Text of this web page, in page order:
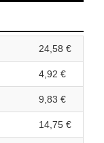
24,58 €
4,92 €
9,83 €
14,75 €